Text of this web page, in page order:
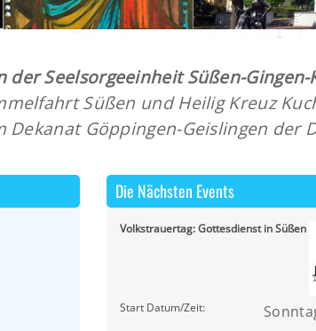
Seelsorgeeinheit Süßen-Gingen-
Süßen und Heilig Kreuz
Göppingen-Geislingen der
Die Nächsten Events
Volkstrauertag: Gottesdienst in Süßen
Start Datum/Zeit: